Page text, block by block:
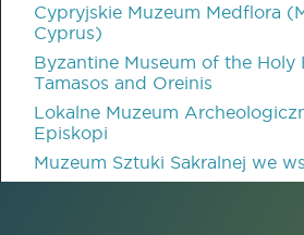
Cypryjskie Muzeum Medflora
Cyprus)
Byzantine Museum of the Holy
Tamasos and Oreinis
Lokalne Muzeum
Episkopi
Muzeum Sztuki Sakralnej we